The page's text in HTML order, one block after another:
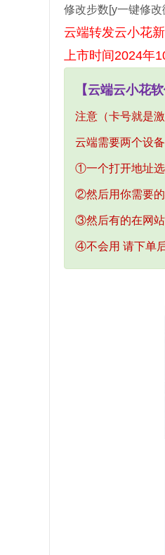
修改步数[y一键修
云端转发云小花
上市时间2024年
【云端云小花
注意（卡号就是激
云端需要两个设
①一个打开地址
②然后用你需要
③然后有的在网
④不会用 请下单